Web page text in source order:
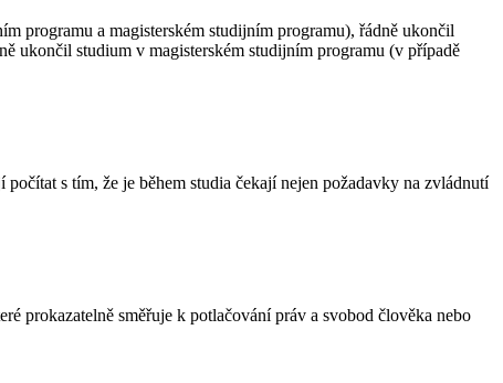
programu a magisterském studijním programu), řádně ukončil
ukončil studium v magisterském studijním programu (v případě
s tím, že je během studia čekají nejen požadavky na zvládnutí
prokazatelně směřuje k potlačování práv a svobod člověka nebo